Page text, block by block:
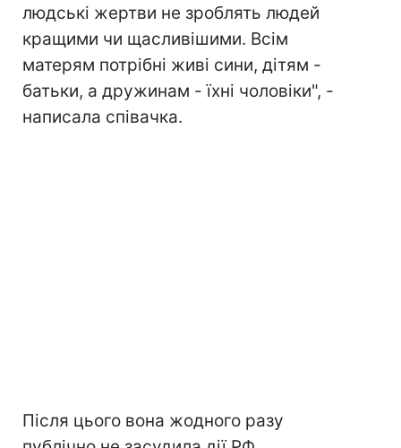
людські жертви не зроблять людей
кращими чи щасливішими. Всім
матерям потрібні живі сини, дітям -
батьки, а дружинам - їхні чоловіки", -
написала співачка.
Після цього вона жодного разу